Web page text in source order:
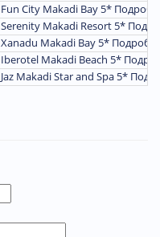
Fun City Makadi Bay 5*
Serenity Makadi Resort 5*
Xanadu Makadi Bay 5*
Iberotel Makadi Beach 5*
Jaz Makadi Star and Spa 5*